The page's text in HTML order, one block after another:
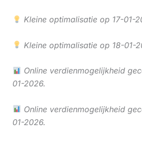
Kleine optimalisatie op 17-01-
Kleine optimalisatie op 18-01-
Online verdienmogelijkheid
01-2026.
Online verdienmogelijkheid
01-2026.